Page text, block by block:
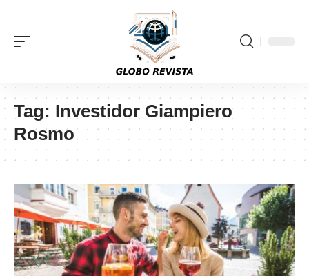
Tag: Investidor Giampiero
Rosmo